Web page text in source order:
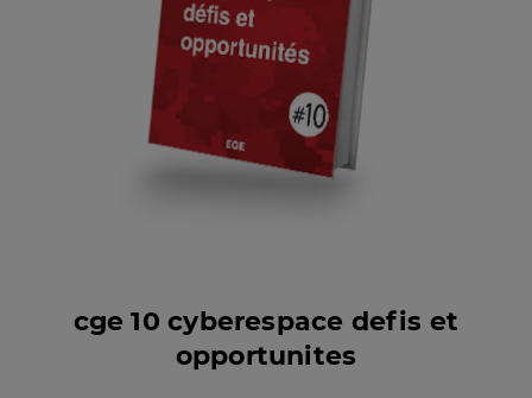
cge 10 cyberespace defis et
opportunites